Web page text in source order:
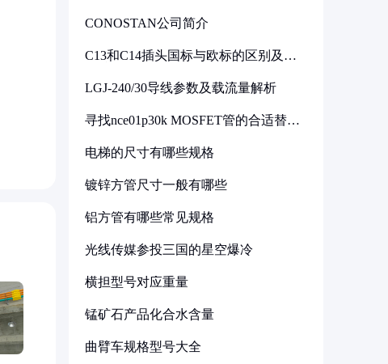
CONOSTAN公司简介
C13和C14插头国标与欧标的区别及其
LGJ-240/30导线参数及载流量解析
寻找nce01p30k MOSFET管的合适替代
电梯的尺寸有哪些规格
镀锌方管尺寸一般有哪些
铝方管有哪些常见规格
光线传媒参投三国的星空爆冷
横担型号对应重量
锰矿石产品化合水含量
曲臂车规格型号大全